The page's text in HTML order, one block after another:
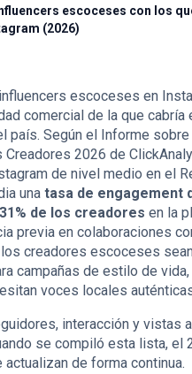
escoceses con los
(2026)
escoceses en
comercial de la que cabría
país. Según el Informe sobre
Creadores 2026 de
de nivel medio en el
una tasa de engagement
31% de los creadores en la
previa en colaboraciones
creadores escoceses
campañas de estilo de
voces locales
interacción y vistas
se compiló esta lista, el
actualizan de forma continua.